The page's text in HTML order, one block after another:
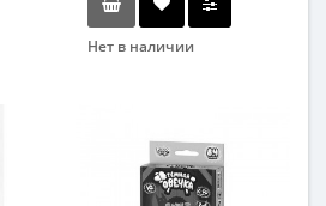
Нет в наличии
От 3-х лет
Материал